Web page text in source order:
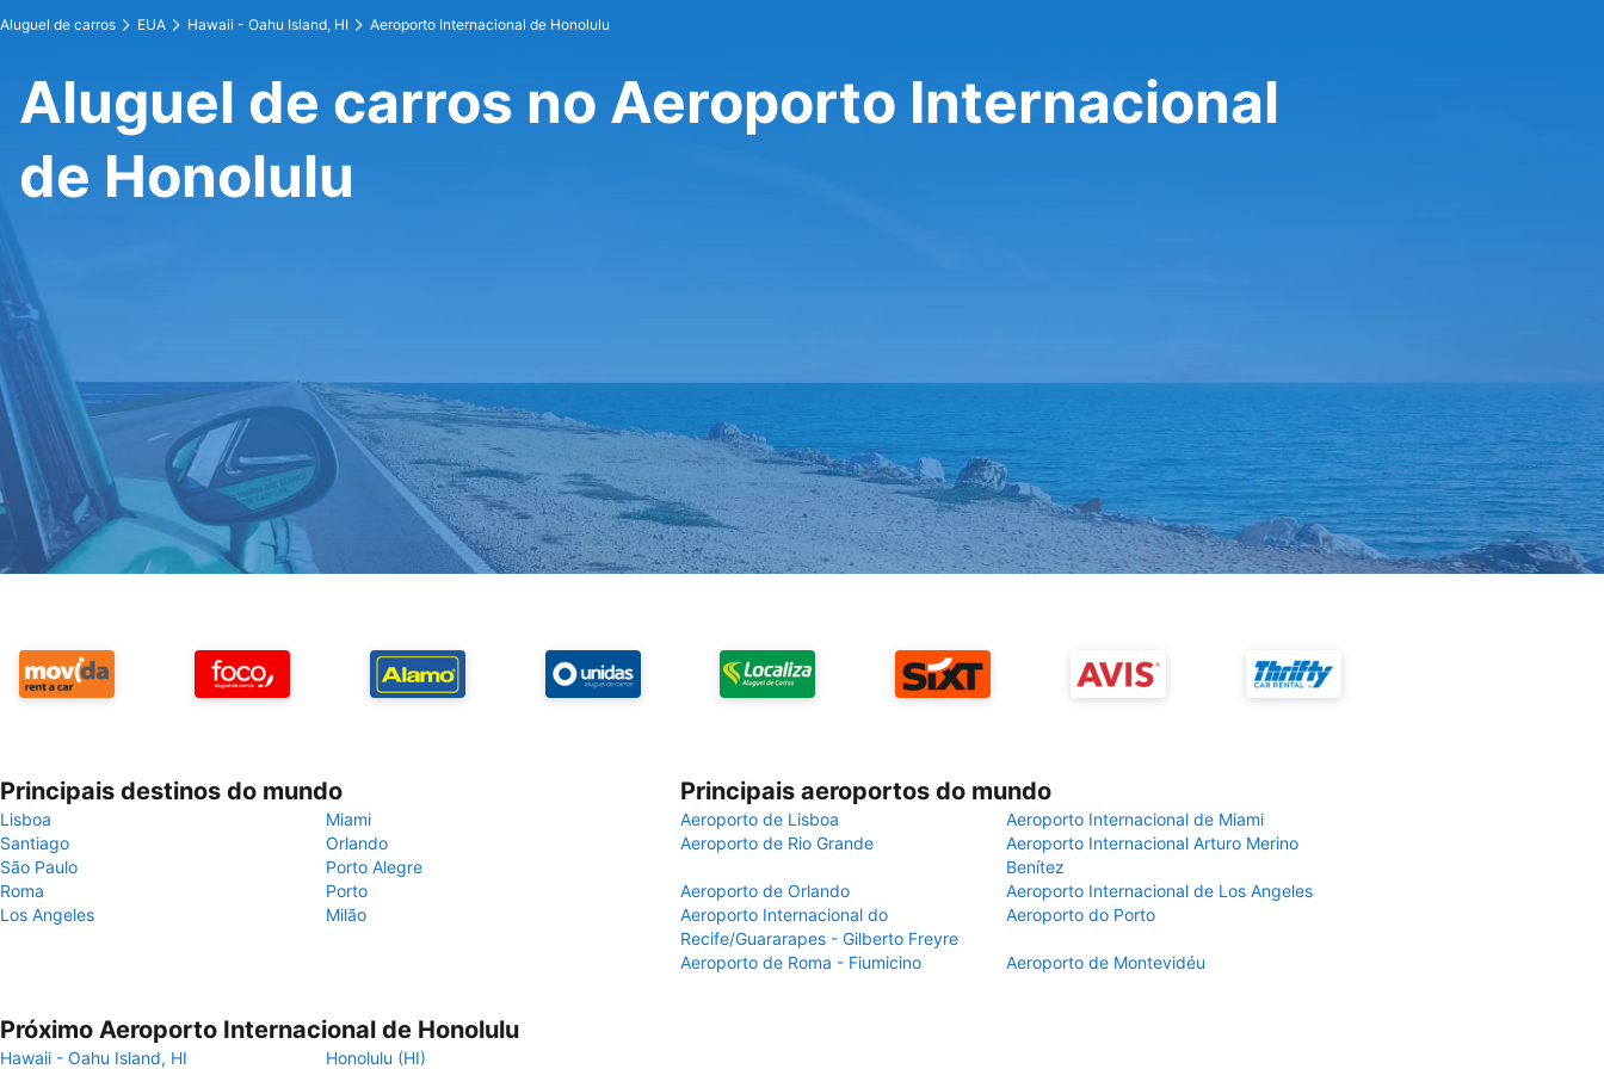
Aluguel de carros EUA Hawaii - Oahu Island, HI Aeroporto Internacional de Honolulu
Aluguel de carros no Aeroporto Internacional
de Honolulu
Principais destinos do mundo
Lisboa
Miami
Santiago
Orlando
São Paulo
Porto Alegre
Roma
Porto
Los Angeles
Milão
Principais aeroportos do mundo
Aeroporto de Lisboa
Aeroporto Internacional de Miami
Aeroporto de Rio Grande
Aeroporto Internacional Arturo Merino
Benítez
Aeroporto de Orlando
Aeroporto Internacional de Los Angeles
Aeroporto Internacional do
Recife/Guararapes - Gilberto Freyre
Aeroporto do Porto
Aeroporto de Roma - Fiumicino Aeroporto de Montevidéu
Próximo Aeroporto Internacional de Honolulu
Hawaii - Oahu Island, HI Honolulu (HI)